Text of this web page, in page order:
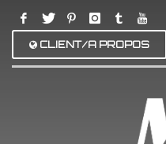
CLIENT/A PROPOS